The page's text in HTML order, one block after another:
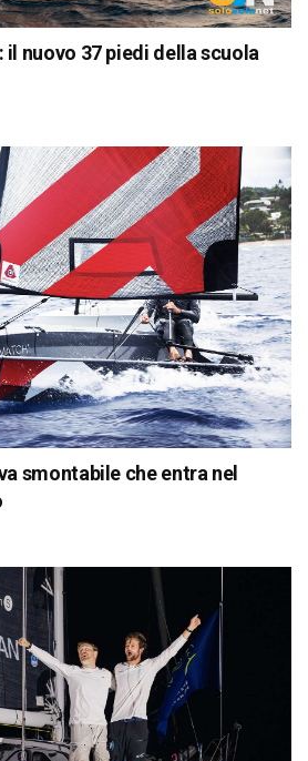
il nuovo 37 piedi della scuola
smontabile che entra nel